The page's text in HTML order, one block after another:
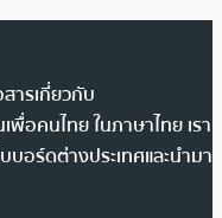
ารเกี่ยวกับ
พื่อคนไทย ในภาษาไทย เรา
บอร์ดต่างประเทศและนำมา